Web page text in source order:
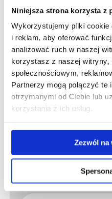
Niniejsza strona korzysta z
Wykorzystujemy pliki cookie
i reklam, aby oferować
analizować ruch w naszej
korzystasz z naszej witryny,
społecznościowym,
Partnerzy mogą połączyć
otrzymanymi od Ciebie lub
korzystania z ich usług.
Zezwól na
Adres e-mail*
Imię